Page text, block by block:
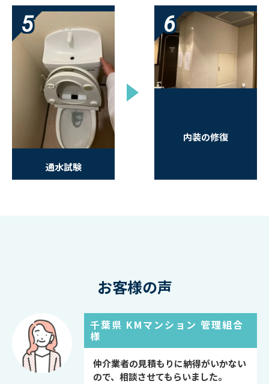
5
通水試験
6
内装の修復
お客様の声
千葉県 KMマンション 管理組合
様
仲介業者の見積もりに納得がいかない
ので、相談させてもらいました。